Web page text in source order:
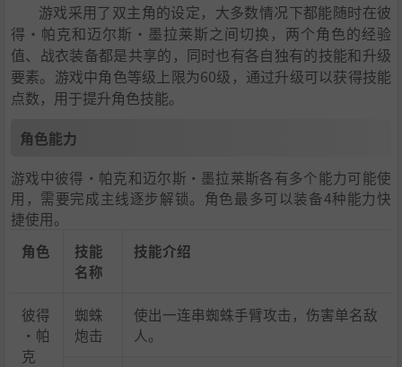
游戏采用了双主角的设定，大多数情况下都能随时在彼
得·帕克和迈尔斯·墨拉莱斯之间切换，两个角色的经验
值、战衣装备都是共享的，同时也有各自独有的技能和升级
要素。 游戏中角色等级上限为60级，通过升级可以获得技能
点数，用于提升角色技能。
角色能力
游戏中彼得·帕克和迈尔斯·墨拉莱斯各有多个能力可能使
用，需要完成主线逐步解锁。角色最多可以装备4种能力快
捷使用。
角色
技能
名称
技能介绍
彼得
·帕
克
蜘蛛
炮击
使出一连串蜘蛛手臂攻击，伤害单名敌
人。